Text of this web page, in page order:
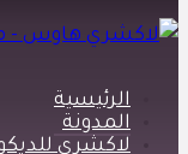
الرئيسية
المدونة
لاكشري